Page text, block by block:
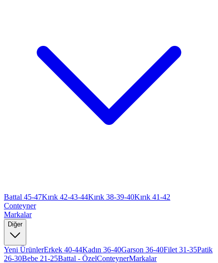
Battal 45-47Kırık 42-43-44Kırık 38-39-40Kırık 41-42
Conteyner
Markalar
Diğer
Yeni ÜrünlerErkek 40-44Kadın 36-40Garson 36-40Filet 31-35Patik
26-30Bebe 21-25Battal - ÖzelConteynerMarkalar